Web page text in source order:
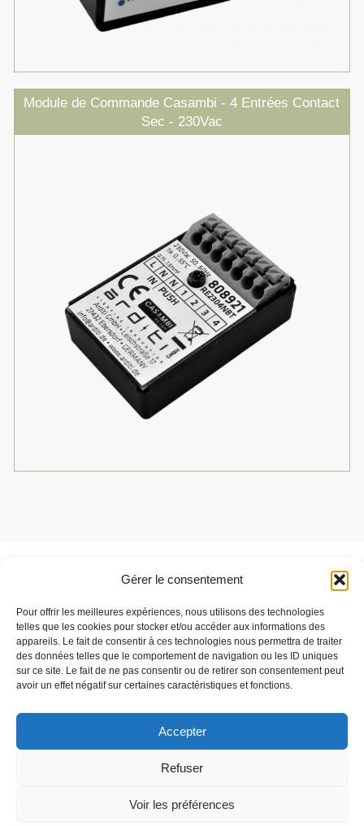
Gérer le consentement
Pour offrir les meilleures expériences, nous utilisons des technologies
telles que les cookies pour stocker et/ou accéder aux informations des
appareils. Le fait de consentir à ces technologies nous permettra de traiter
des données telles que le comportement de navigation ou les ID uniques
sur ce site. Le fait de ne pas consentir ou de retirer son consentement peut
avoir un effet négatif sur certaines caractéristiques et fonctions.
Accepter
Refuser
Voir les préférences
Module de Commande Casambi - 4 Entrées Contact
Sec - 230Vac
Parlez-nous de votre projet
C'est parti
Speqtris Control est une marque de la société Stop LED
Mentions légales